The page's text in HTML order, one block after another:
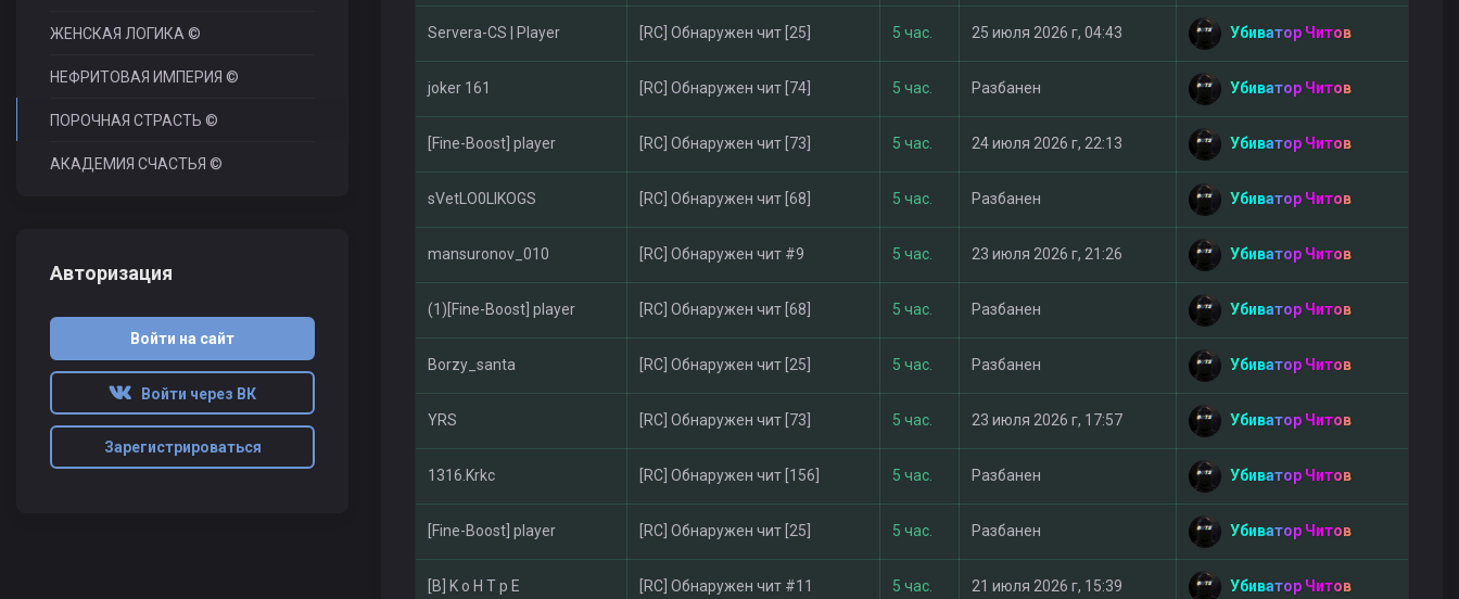
Servera-CS | Player [RC] Обнаружен чит [25] 5 час. 25 июля 2026 г, 04:43 Убиватор Читов
joker 161 [RC] Обнаружен чит [74] 5 час. Разбанен Убиватор Читов
[Fine-Boost] player [RC] Обнаружен чит [73] 5 час. 24 июля 2026 г, 22:13 Убиватор Читов
sVetLO0LIKOGS [RC] Обнаружен чит [68] 5 час. Разбанен Убиватор Читов
mansuronov_010 [RC] Обнаружен чит #9 5 час. 23 июля 2026 г, 21:26 Убиватор Читов
(1)[Fine-Boost] player [RC] Обнаружен чит [68] 5 час. Разбанен Убиватор Читов
Borzy_santa [RC] Обнаружен чит [25] 5 час. Разбанен Убиватор Читов
YRS [RC] Обнаружен чит [73] 5 час. 23 июля 2026 г, 17:57 Убиватор Читов
1316.Krkc [RC] Обнаружен чит [156] 5 час. Разбанен Убиватор Читов
[Fine-Boost] player [RC] Обнаружен чит [25] 5 час. Разбанен Убиватор Читов
[B] K o H T p E [RC] Обнаружен чит #11 5 час. 21 июля 2026 г, 15:39 Убиватор Читов
ЖЕНСКАЯ ЛОГИКА ©
НЕФРИТОВАЯ ИМПЕРИЯ ©
ПОРОЧНАЯ СТРАСТЬ ©
АКАДЕМИЯ СЧАСТЬЯ ©
Авторизация
Войти на сайт
Войти через ВК
Зарегистрироваться